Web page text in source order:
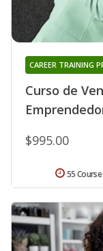
Curso de
CAREER TRAINING
$995.00
55